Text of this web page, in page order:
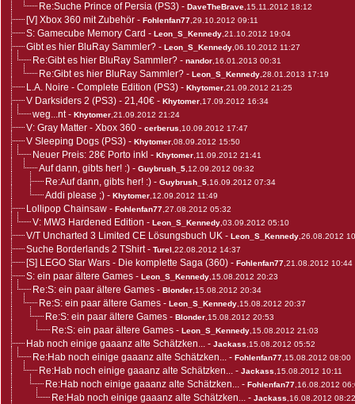
Re:Suche Prince of Persia (PS3) - DaveTheBrave ,15.11.2012 18:12
[V] Xbox 360 mit Zubehör - Fohlenfan77 ,29.10.2012 09:11
S: Gamecube Memory Card - Leon_S_Kennedy ,21.10.2012 19:04
Gibt es hier BluRay Sammler? - Leon_S_Kennedy ,06.10.2012 11:27
Re:Gibt es hier BluRay Sammler? - nandor ,16.01.2013 00:31
Re:Gibt es hier BluRay Sammler? - Leon_S_Kennedy ,28.01.2013 17:19
L.A. Noire - Complete Edition (PS3) - Khytomer ,21.09.2012 21:25
V Darksiders 2 (PS3) - 21,40€ - Khytomer ,17.09.2012 16:34
weg...nt- Khytomer ,21.09.2012 21:24
V: Gray Matter - Xbox 360 - cerberus ,10.09.2012 17:47
V Sleeping Dogs (PS3) - Khytomer ,08.09.2012 15:50
Neuer Preis: 28€ Porto inkl - Khytomer ,11.09.2012 21:41
Auf dann, gibts her! :) - Guybrush_5 ,12.09.2012 09:32
Re:Auf dann, gibts her! :) - Guybrush_5 ,16.09.2012 07:34
Addi please ;) - Khytomer ,12.09.2012 11:49
Lollipop Chainsaw - Fohlenfan77 ,27.08.2012 05:32
V: MW3 Hardened Edition - Leon_S_Kennedy ,03.09.2012 05:10
V/T Uncharted 3 Limited CE Lösungsbuch UK - Leon_S_Kennedy ,26.08.2012
Suche Borderlands 2 TShirt- Turel ,22.08.2012 14:37
[S] LEGO Star Wars - Die komplette Saga (360) - Fohlenfan77 ,21.08.2012 10:44
S: ein paar ältere Games - Leon_S_Kennedy ,15.08.2012 20:23
Re:S: ein paar ältere Games - Blonder ,15.08.2012 20:34
Re:S: ein paar ältere Games - Leon_S_Kennedy ,15.08.2012 20:37
Re:S: ein paar ältere Games - Blonder ,15.08.2012 20:53
Re:S: ein paar ältere Games - Leon_S_Kennedy ,15.08.2012 21:03
Hab noch einige gaaanz alte Schätzken... - Jackass ,15.08.2012 05:52
Re:Hab noch einige gaaanz alte Schätzken... - Fohlenfan77 ,15.08.2012 08:00
Re:Hab noch einige gaaanz alte Schätzken... - Jackass ,15.08.2012 10:11
Re:Hab noch einige gaaanz alte Schätzken... - Fohlenfan77 ,16.08.2012
Re:Hab noch einige gaaanz alte Schätzken... - Jackass ,16.08.2012 08:22